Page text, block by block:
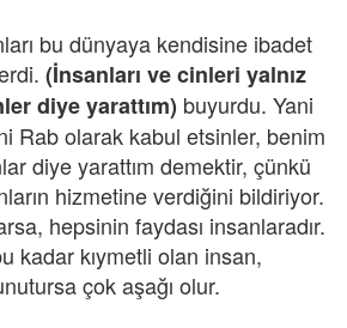
bu dünyaya kendisine ibadet
(İnsanları ve cinleri yalnız
diye yarattım) buyurdu. Yani
Rab olarak kabul etsinler, benim
diye yarattım demektir, çünkü
hizmetine verdiğini bildiriyor.
hepsinin faydası insanlaradır.
kadar kıymetli olan insan,
çok aşağı olur.